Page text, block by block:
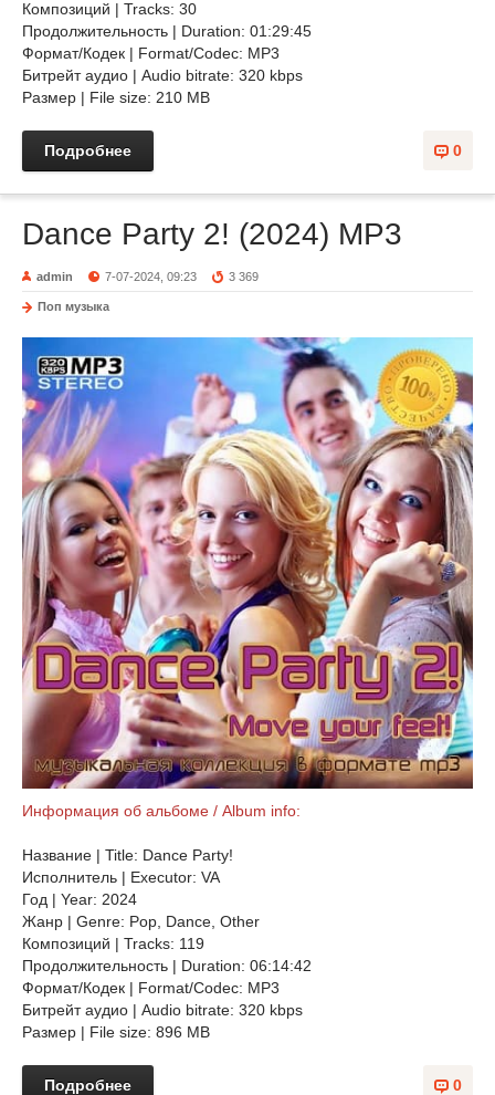
Композиций | Tracks: 30
Продолжительность | Duration: 01:29:45
Формат/Кодек | Format/Codec: MP3
Битрейт аудио | Audio bitrate: 320 kbps
Размер | File size: 210 MB
0
Подробнее
Dance Party 2! (2024) MP3
admin 7-07-2024, 09:23 3 369
Поп музыка
Информация об альбоме / Album info:
Название | Title: Dance Party!
Исполнитель | Executor: VA
Год | Year: 2024
Жанр | Genre: Pop, Dance, Other
Композиций | Tracks: 119
Продолжительность | Duration: 06:14:42
Формат/Кодек | Format/Codec: MP3
Битрейт аудио | Audio bitrate: 320 kbps
Размер | File size: 896 MB
0
Подробнее